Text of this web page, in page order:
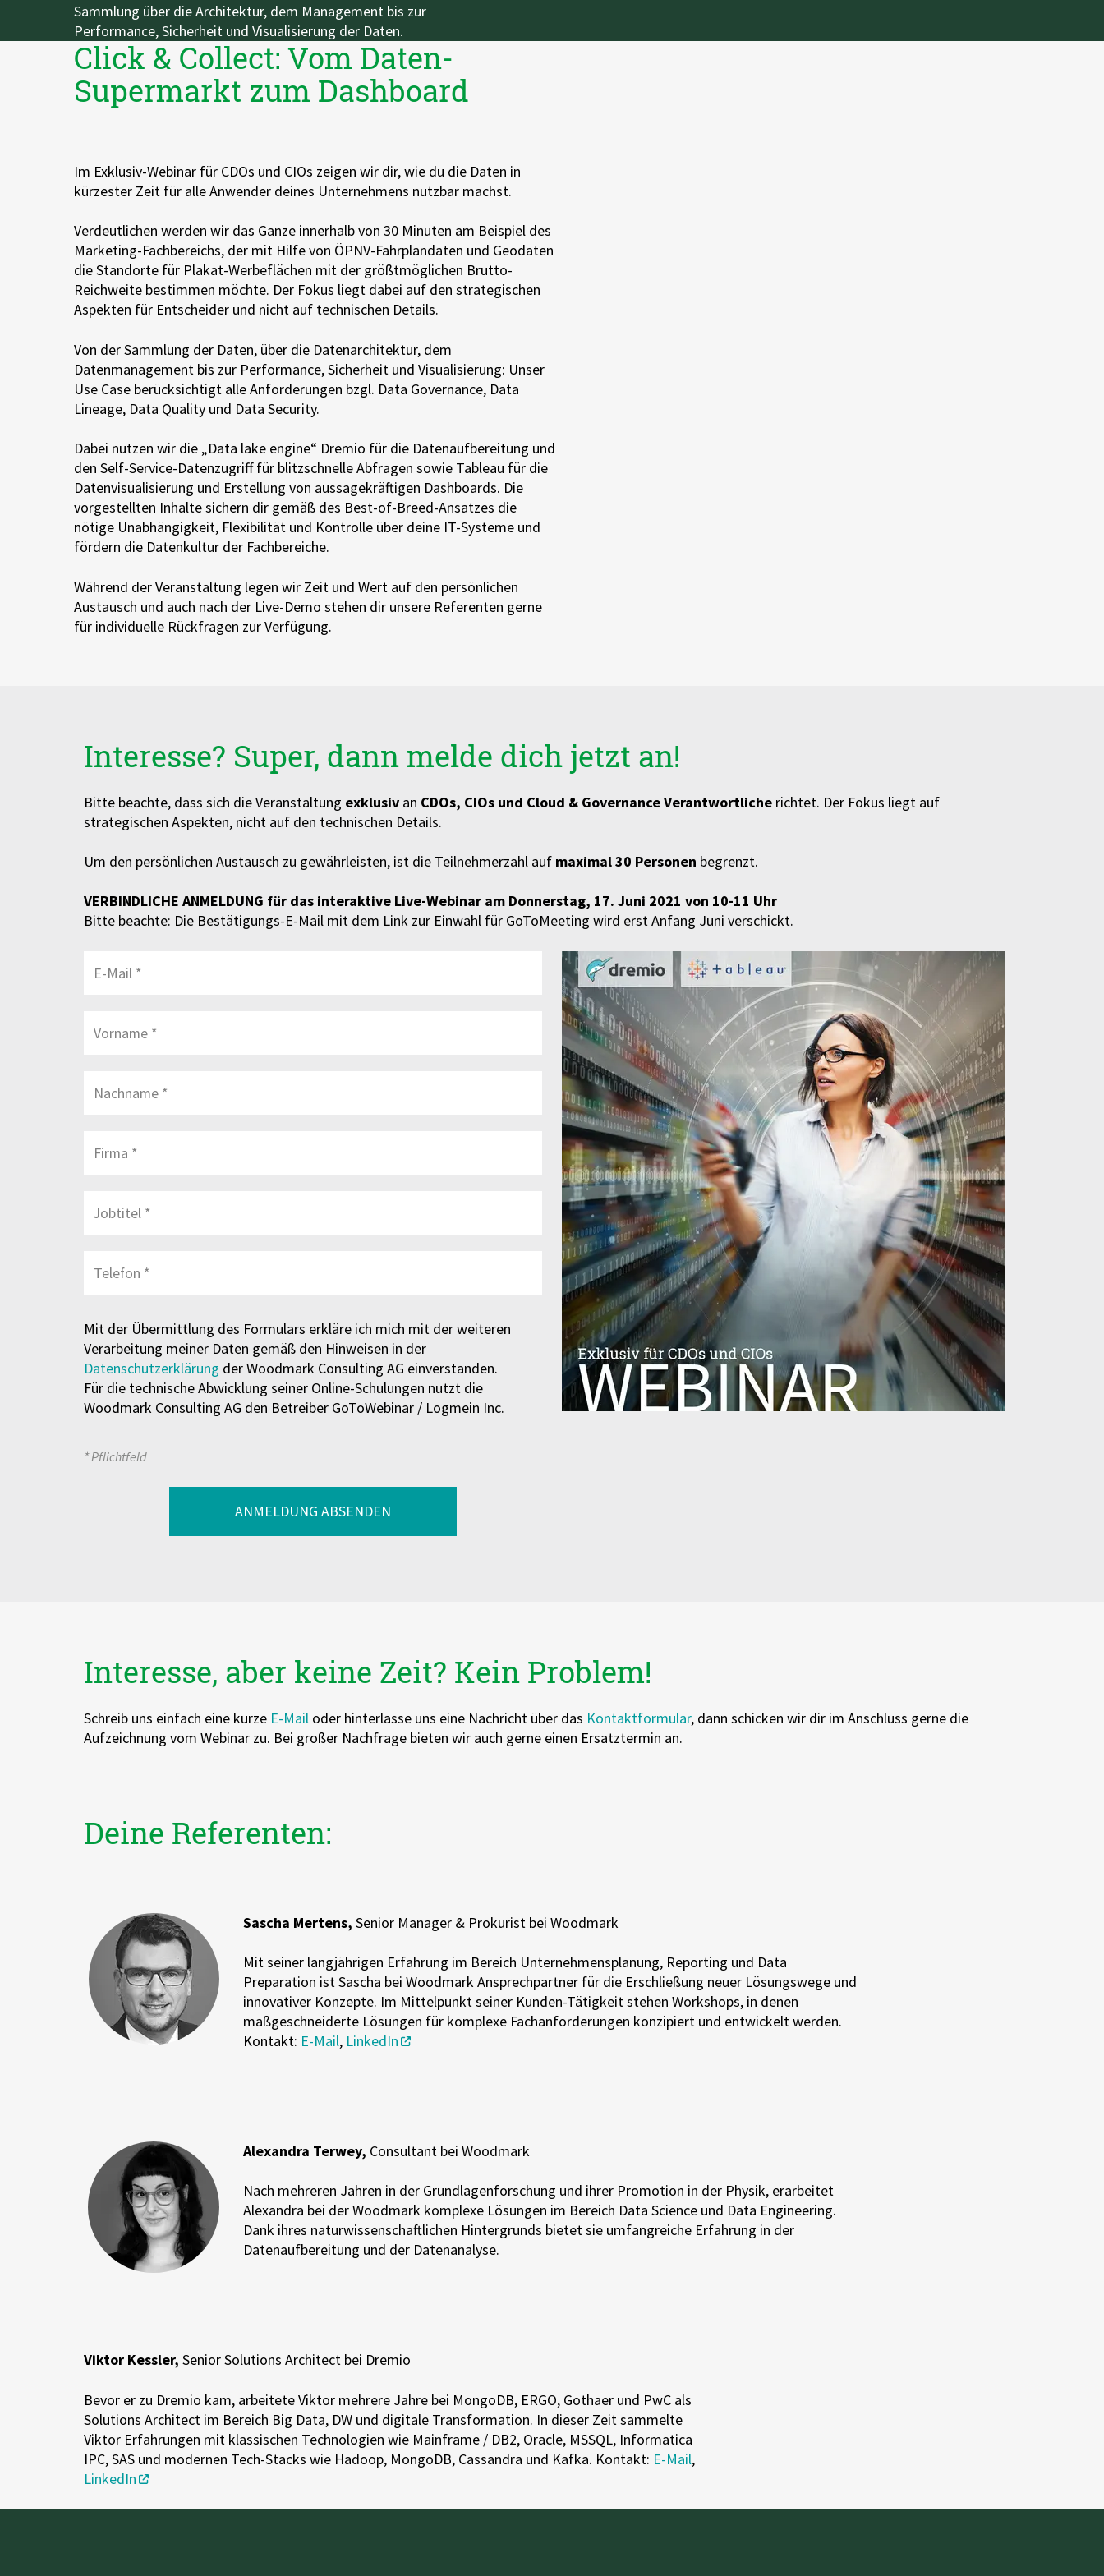
Sammlung über die Architektur, dem Management bis zur
Performance, Sicherheit und Visualisierung der Daten.
Click & Collect: Vom Daten-
Supermarkt zum Dashboard
Im Exklusiv-Webinar für CDOs und CIOs zeigen wir dir, wie du die Daten in
kürzester Zeit für alle Anwender deines Unternehmens nutzbar machst.
Verdeutlichen werden wir das Ganze innerhalb von 30 Minuten am Beispiel des
Marketing-Fachbereichs, der mit Hilfe von ÖPNV-Fahrplandaten und Geodaten
die Standorte für Plakat-Werbeflächen mit der größtmöglichen Brutto-
Reichweite bestimmen möchte. Der Fokus liegt dabei auf den strategischen
Aspekten für Entscheider und nicht auf technischen Details.
Von der Sammlung der Daten, über die Datenarchitektur, dem
Datenmanagement bis zur Performance, Sicherheit und Visualisierung: Unser
Use Case berücksichtigt alle Anforderungen bzgl. Data Governance, Data
Lineage, Data Quality und Data Security.
Dabei nutzen wir die „Data lake engine“ Dremio für die Datenaufbereitung und
den Self-Service-Datenzugriff für blitzschnelle Abfragen sowie Tableau für die
Datenvisualisierung und Erstellung von aussagekräftigen Dashboards. Die
vorgestellten Inhalte sichern dir gemäß des Best-of-Breed-Ansatzes die
nötige Unabhängigkeit, Flexibilität und Kontrolle über deine IT-Systeme und
fördern die Datenkultur der Fachbereiche.
Während der Veranstaltung legen wir Zeit und Wert auf den persönlichen
Austausch und auch nach der Live-Demo stehen dir unsere Referenten gerne
für individuelle Rückfragen zur Verfügung.
Interesse? Super, dann melde dich jetzt an!
Bitte beachte, dass sich die Veranstaltung exklusiv an CDOs, CIOs und Cloud & Governance Verantwortliche richtet. Der Fokus liegt auf
strategischen Aspekten, nicht auf den technischen Details.
Um den persönlichen Austausch zu gewährleisten, ist die Teilnehmerzahl auf maximal 30 Personen begrenzt.
VERBINDLICHE ANMELDUNG für das interaktive Live-Webinar am Donnerstag, 17. Juni 2021 von 10-11 Uhr
Bitte beachte: Die Bestätigungs-E-Mail mit dem Link zur Einwahl für GoToMeeting wird erst Anfang Juni verschickt.
Mit der Übermittlung des Formulars erkläre ich mich mit der weiteren
Verarbeitung meiner Daten gemäß den Hinweisen in der
Datenschutzerklärung der Woodmark Consulting AG einverstanden.
Für die technische Abwicklung seiner Online-Schulungen nutzt die
Woodmark Consulting AG den Betreiber GoToWebinar / Logmein Inc.
* Pflichtfeld
ANMELDUNG ABSENDEN
Interesse, aber keine Zeit? Kein Problem!
Schreib uns einfach eine kurze E-Mail oder hinterlasse uns eine Nachricht über das Kontaktformular, dann schicken wir dir im Anschluss gerne die
Aufzeichnung vom Webinar zu. Bei großer Nachfrage bieten wir auch gerne einen Ersatztermin an.
Deine Referenten:
Sascha Mertens, Senior Manager & Prokurist bei Woodmark
Mit seiner langjährigen Erfahrung im Bereich Unternehmensplanung, Reporting und Data
Preparation ist Sascha bei Woodmark Ansprechpartner für die Erschließung neuer Lösungswege und
innovativer Konzepte. Im Mittelpunkt seiner Kunden-Tätigkeit stehen Workshops, in denen
maßgeschneiderte Lösungen für komplexe Fachanforderungen konzipiert und entwickelt werden.
Kontakt: E-Mail, LinkedIn
Alexandra Terwey, Consultant bei Woodmark
Nach mehreren Jahren in der Grundlagenforschung und ihrer Promotion in der Physik, erarbeitet
Alexandra bei der Woodmark komplexe Lösungen im Bereich Data Science und Data Engineering.
Dank ihres naturwissenschaftlichen Hintergrunds bietet sie umfangreiche Erfahrung in der
Datenaufbereitung und der Datenanalyse.
Viktor Kessler, Senior Solutions Architect bei Dremio
Bevor er zu Dremio kam, arbeitete Viktor mehrere Jahre bei MongoDB, ERGO, Gothaer und PwC als
Solutions Architect im Bereich Big Data, DW und digitale Transformation. In dieser Zeit sammelte
Viktor Erfahrungen mit klassischen Technologien wie Mainframe / DB2, Oracle, MSSQL, Informatica
IPC, SAS und modernen Tech-Stacks wie Hadoop, MongoDB, Cassandra und Kafka. Kontakt: E-Mail,
LinkedIn
Datenstrategie & Datenorganisation
Data Governance & Datensicherheit
AWS Lambda